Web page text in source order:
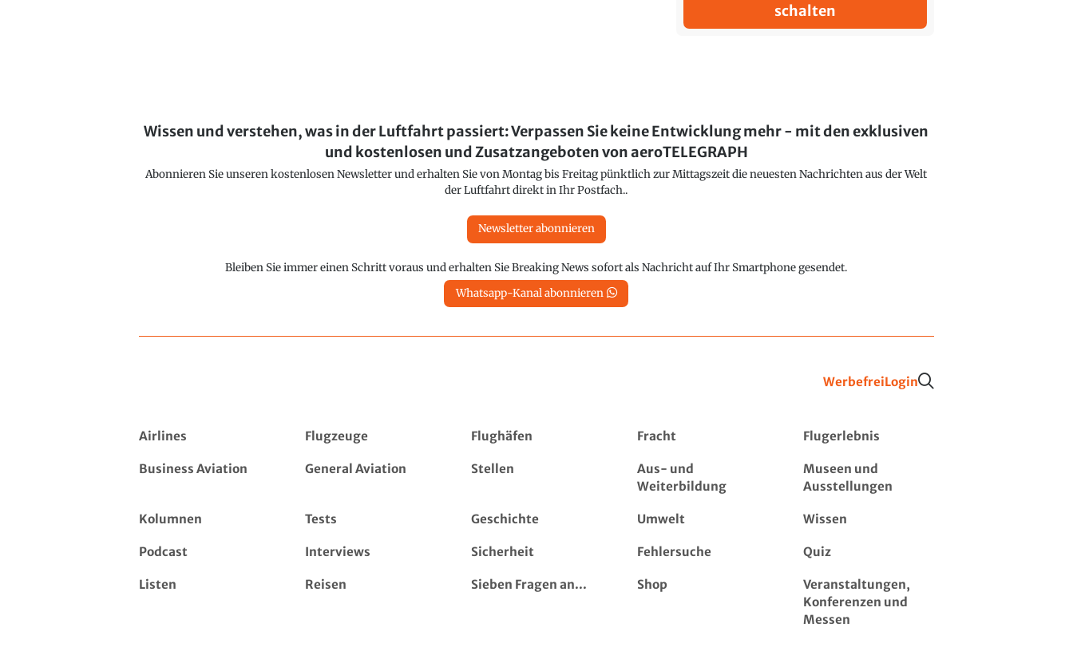
schalten
Wissen und verstehen, was in der Luftfahrt passiert: Verpassen Sie keine Entwicklung mehr - mit den exklusiven
und kostenlosen und Zusatzangeboten von aeroTELEGRAPH
Abonnieren Sie unseren kostenlosen Newsletter und erhalten Sie von Montag bis Freitag pünktlich zur Mittagszeit die neuesten Nachrichten aus der Welt
der Luftfahrt direkt in Ihr Postfach..
Newsletter abonnieren
Bleiben Sie immer einen Schritt voraus und erhalten Sie Breaking News sofort als Nachricht auf Ihr Smartphone gesendet.
Whatsapp-Kanal abonnieren
WerbefreiLogin
Airlines Flugzeuge Flughäfen Fracht Flugerlebnis
Business Aviation General Aviation Stellen
Aus- und
Weiterbildung
Museen und
Ausstellungen
Kolumnen Tests Geschichte Umwelt Wissen
Podcast Interviews Sicherheit Fehlersuche Quiz
Listen Reisen Sieben Fragen an... Shop
Veranstaltungen,
Konferenzen und
Messen